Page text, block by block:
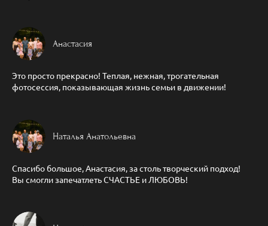
Анастасия
Это просто прекрасно! Теплая, нежная, трогательная
фотосессия, показывающая жизнь семьи в движении!
Наталья Анатольевна
Спасибо большое, Анастасия, за столь творческий подход!
Вы смогли запечатлеть СЧАСТЬЕ и ЛЮБОВЬ!